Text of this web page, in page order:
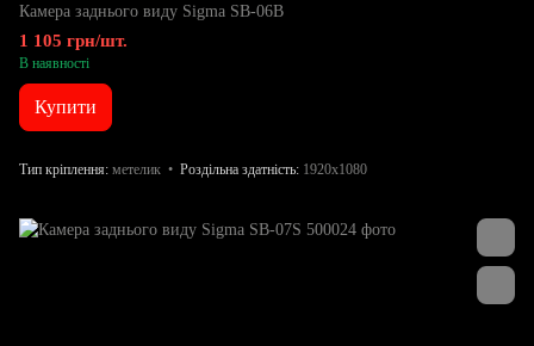
Камера заднього виду Sigma SB-06B
1 105 грн/шт.
В наявності
Купити
Тип кріплення метелик Роздільна здатність 1920x1080